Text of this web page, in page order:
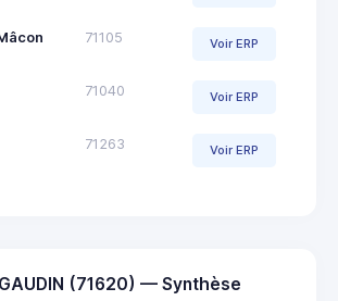
71105 Voir ERP
71040 Voir ERP
71263 Voir ERP
(71620) — Synthèse